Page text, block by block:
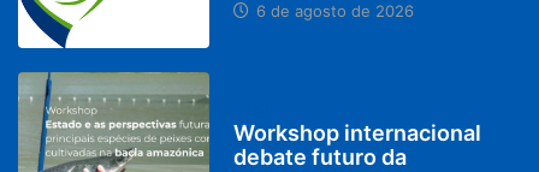
6 de agosto de 2026
Workshop internacional
debate futuro da